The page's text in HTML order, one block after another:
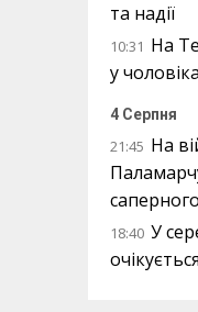
та надії
10:31 На
у
4 Серпня
21:45 На
18:40 У